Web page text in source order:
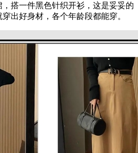
一件黑色针织开衫，这是妥妥的
出好身材，各个年龄段都能穿。